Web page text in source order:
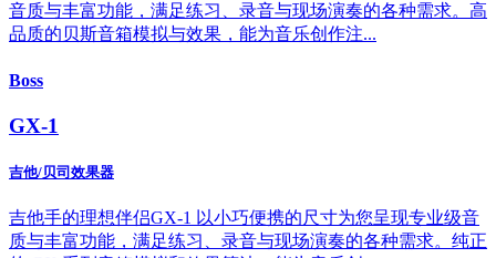
音质与丰富功能，满足练习、录音与现场演奏的各种需求。高
品质的贝斯音箱模拟与效果，能为音乐创作注...
Boss
GX-1
吉他/贝司效果器
吉他手的理想伴侣GX-1 以小巧便携的尺寸为您呈现专业级音
质与丰富功能，满足练习、录音与现场演奏的各种需求。纯正